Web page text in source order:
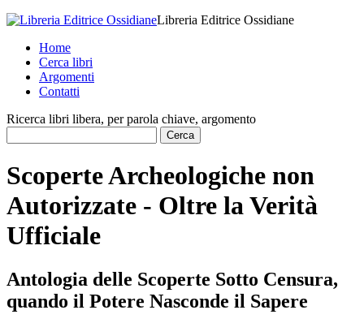
Libreria Editrice Ossidiane
Home
Cerca libri
Argomenti
Contatti
Ricerca libri libera, per parola chiave, argomento
Scoperte Archeologiche non
Autorizzate - Oltre la Verità
Ufficiale
Antologia delle Scoperte Sotto Censura,
quando il Potere Nasconde il Sapere